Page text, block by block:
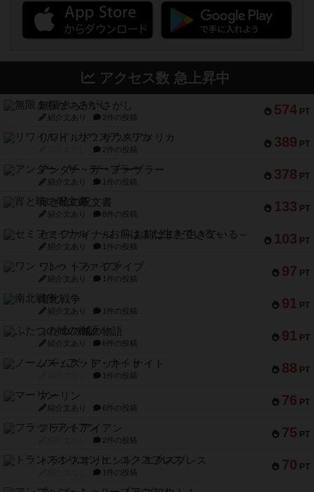
アクセス数 急上昇中
574 PT
無限まちがいさがし
紹介文あり 2件の投稿
389 PT
リワイルド：サウスアメリカ
2件の投稿
378 PT
アンダー・ザ・テーブラー
紹介文あり 1件の投稿
133 PT
宵と暁の呪文書
紹介文あり 8件の投稿
103 PT
セミファイナル ～お前はまだ生きている～
紹介文あり 1件の投稿
97 PT
ワン・トゥ・ファイブ
紹介文あり 1件の投稿
91 PT
南北戦争
紹介文あり 1件の投稿
91 PT
ふたつの城の物語
紹介文あり 6件の投稿
88 PT
ノームズ・アット・ナイト
1件の投稿
76 PT
マーリン
紹介文あり 6件の投稿
75 PT
フラットアイアン
2件の投稿
70 PT
トランスオリエント・エクスプレス
1件の投稿